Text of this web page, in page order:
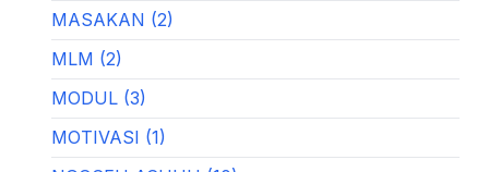
MASAKAN (2)
MLM (2)
MODUL (3)
MOTIVASI (1)